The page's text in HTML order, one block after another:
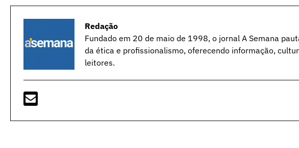
Redação
Fundado em 20 de maio de 1998, o jornal A Semana
da ética e profissionalismo, oferecendo informação,
leitores.